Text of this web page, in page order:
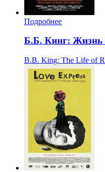
Подробнее
Б.Б. Кинг: Жизнь
B.B. King: The Life of